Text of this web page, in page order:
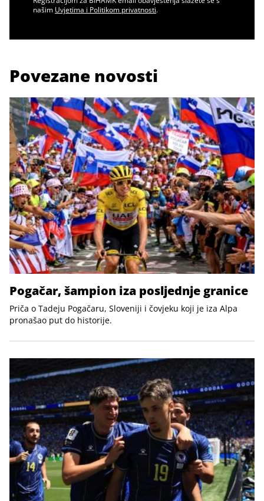
našim Uvjetima i Politikom privatnosti.
Povezane novosti
Pogačar, šampion iza posljednje granice
Priča o Tadeju Pogačaru, Sloveniji i čovjeku koji je iza Alpa
pronašao put do historije.